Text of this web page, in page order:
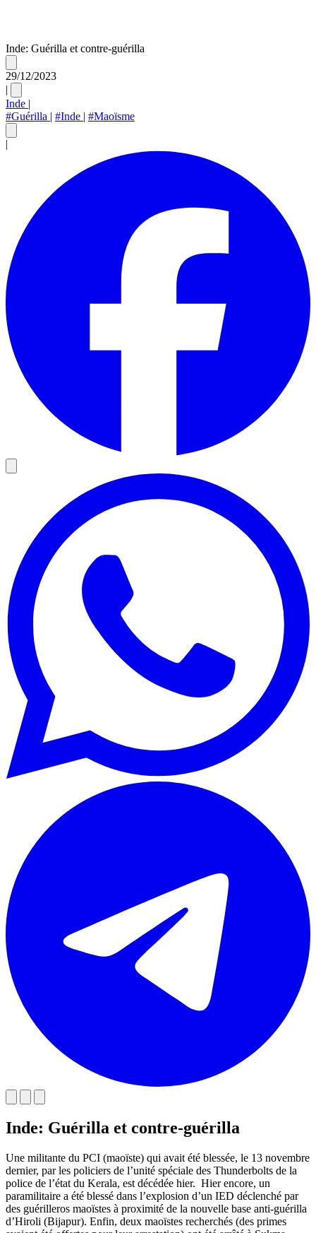
Inde: Guérilla et contre-guérilla
29/12/2023
|
Inde |
#Guérilla | #Inde | #Maoïsme
|
Inde: Guérilla et contre-guérilla
Une militante du PCI (maoïste) qui avait été blessée, le 13 novembre
dernier, par les policiers de l’unité spéciale des Thunderbolts de la
police de l’état du Kerala, est décédée hier. Hier encore, un
paramilitaire a été blessé dans l’explosion d’un IED déclenché par
des guérilleros maoïstes à proximité de la nouvelle base anti-guérilla
d’Hiroli (Bijapur). Enfin, deux maoïstes recherchés (des primes